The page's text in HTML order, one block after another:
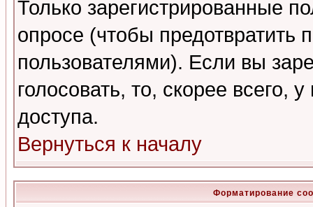
Только зарегистрированные
опросе (чтобы предотвратить
пользователями). Если вы
голосовать, то, скорее всего,
доступа.
Вернуться к началу
Форматирование